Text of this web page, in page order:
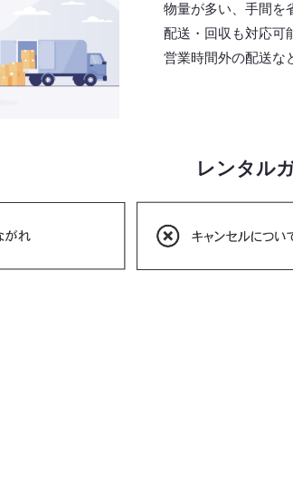
物量が多い、手間を
配送・回収も対応可
営業時間外の配送な
レンタル